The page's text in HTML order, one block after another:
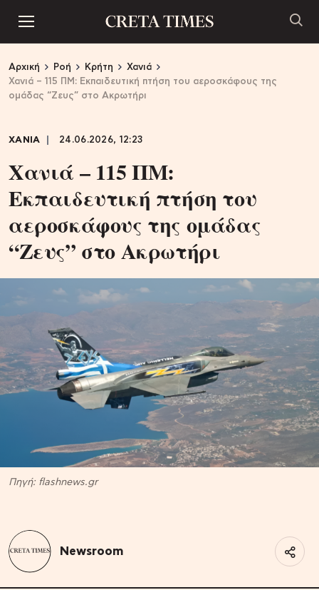
Αρχική Ροή Κρήτη
Χανιά
Χανιά – 115 ΠΜ: Εκπαιδευτική πτήση του αεροσκάφους της
ομάδας “Ζευς” στο Ακρωτήρι
ΧΑΝΙΑ 24.06.2026, 12:23
Χανιά – 115 ΠΜ:
Εκπαιδευτική πτήση του
αεροσκάφους της ομάδας
“Ζευς” στο Ακρωτήρι
Πηγή: flashnews.gr
Newsroom